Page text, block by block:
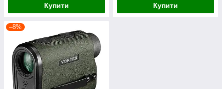
Купити Купити
–8%